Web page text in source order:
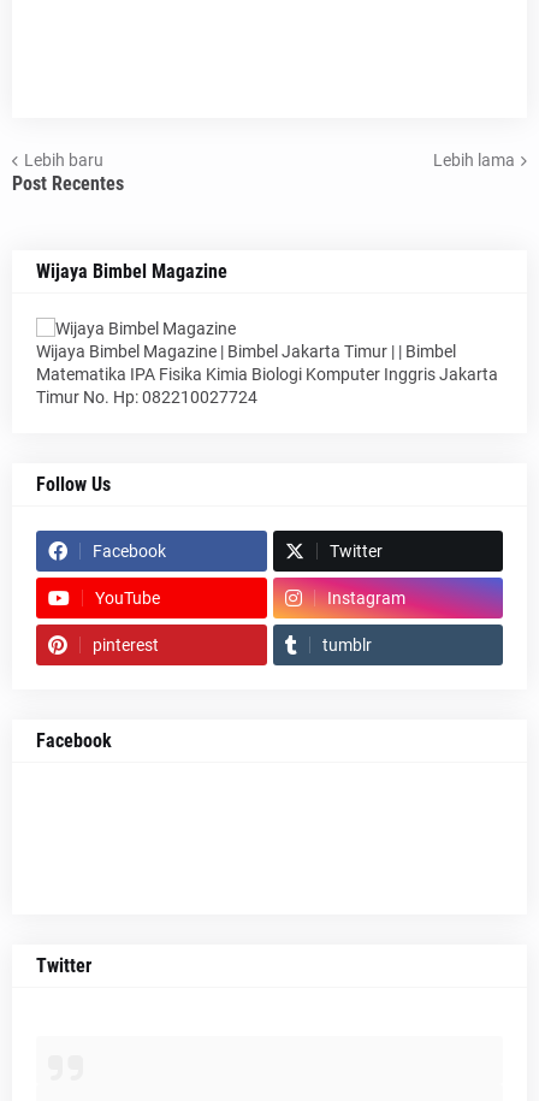
Lebih baru Lebih lama
Post Recentes
Wijaya Bimbel Magazine
Wijaya Bimbel Magazine | Bimbel Jakarta Timur | | Bimbel
Matematika IPA Fisika Kimia Biologi Komputer Inggris Jakarta
Timur No. Hp: 082210027724
Follow Us
Facebook Twitter
YouTube Instagram
pinterest tumblr
Facebook
Twitter